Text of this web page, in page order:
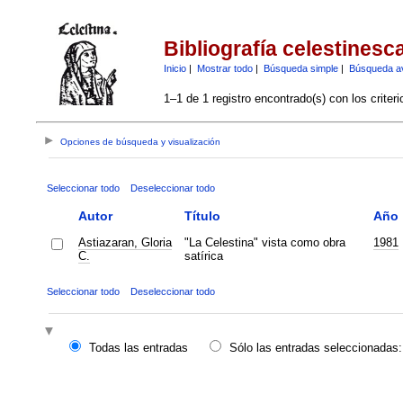
Bibliografía
Inicio| Mostrar todo| Búsqueda simple| Búsqueda
1–1 de 1 registro encontrado(s) con los
Opciones de búsqueda y visualización
Seleccionar todo Deseleccionar todo
Autor Título Año
Astiazaran, Gloria
C.
"La Celestina" vista como obra
satírica
1981
Seleccionar todo Deseleccionar todo
Todas las entradas
Sólo las entradas seleccionadas: